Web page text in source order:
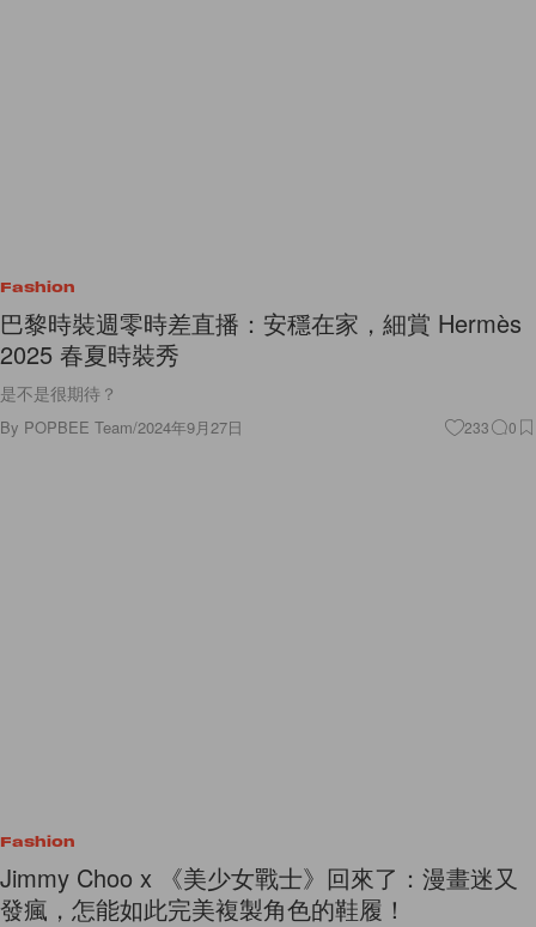
Fashion
巴黎時裝週零時差直播：安穩在家，細賞 Hermès
2025 春夏時裝秀
是不是很期待？
By POPBEE Team/2024年9月27日 233 0
Fashion
Jimmy Choo x 《美少女戰士》回來了：漫畫迷又
發瘋，怎能如此完美複製角色的鞋履！